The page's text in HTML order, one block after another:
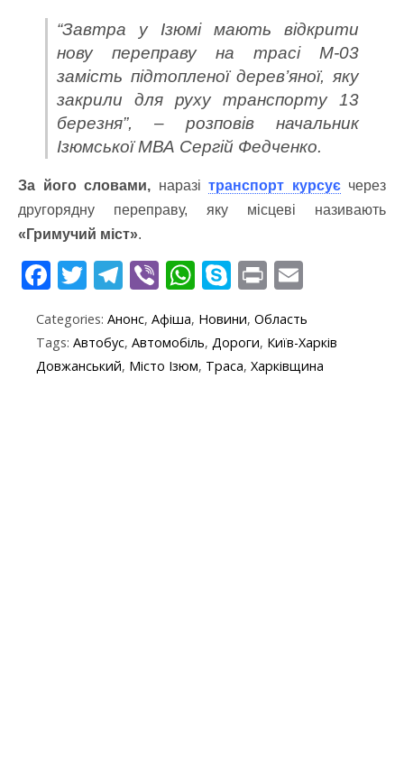
“Завтра у Ізюмі мають відкрити
нову переправу на трасі М-03
замість підтопленої дерев’яної, яку
закрили для руху транспорту 13
березня”, – розповів начальник
Ізюмської МВА Сергій Федченко.
За його словами, наразі транспорт курсуєчерез
другорядну переправу, яку місцеві називають
«Гримучий міст».
F
e
b
T
itt
er
T
e
gr
Vi
b
er
W
at
s
S
y
p
Pr
in
t ai
l
Categories: Анонс, Афіша, Новини, Область
Tags: Автобус, Автомобіль, Дороги, Київ-Харків
Довжанський, Місто Ізюм, Траса, Харківщина